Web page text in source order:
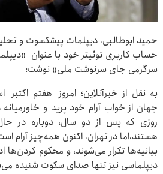
حمید ابوطالبی، دیپلمات پیشکسوت و
حساب کاربری توئیتر خود با عنوان
سرگرمی جای سرنوشت ملی» نوشت:
به نقل از خبرآنلاین؛ امروز هفتم
جهان از خواب آرام خود پرید و
روزی که پس از دو سال، دوباره در
هستند،اما در تهران، اکنون همه‌چیز آرام
‏بیانیه‌ها تکرار می‌شوند، و محکوم کردن‌ها
دیپلماسی نیز تنها صدای سکوت شنیده